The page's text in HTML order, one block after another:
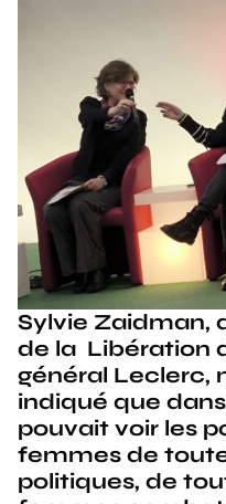
Sylvie Zaidman,
de la Libération
général Leclerc,
indiqué que
pouvait voir les
femmes de
politiques, de